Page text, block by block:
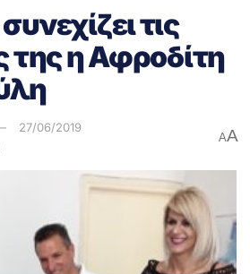
τις
της η Αφροδίτη
27/06/2019
AA